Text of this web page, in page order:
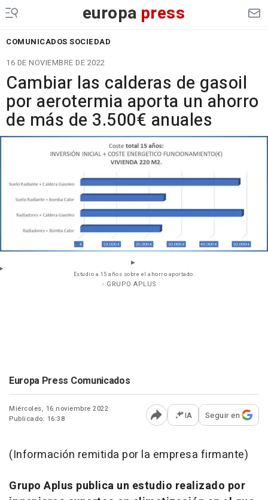
europa press
COMUNICADOS SOCIEDAD
16 DE NOVIEMBRE DE 2022
Cambiar las calderas de gasoil
por aerotermia aporta un ahorro
de más de 3.500€ anuales
Estudio a 15 años sobre el ahorro aportado.
- GRUPO APLUS
Europa Press Comunicados
Miércoles, 16 noviembre 2022
Publicado: 16:38
Abrir opciones para
IA Seguir en
(Información remitida por la empresa firmante)
Grupo Aplus publica un estudio realizado por